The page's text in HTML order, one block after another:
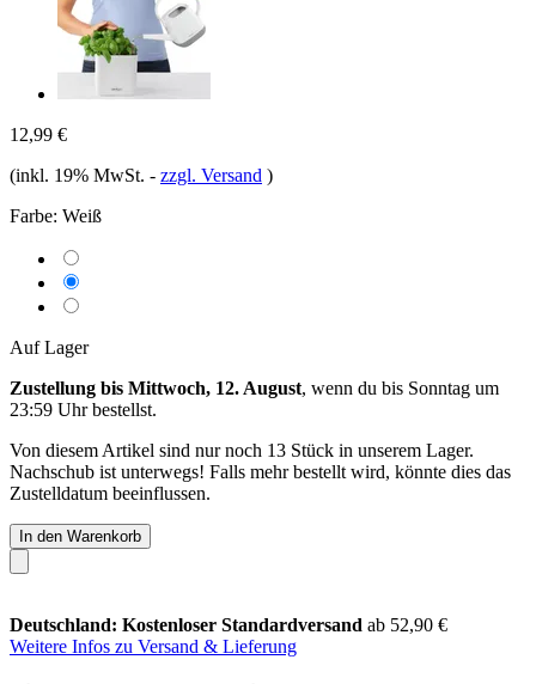
12,99 €
(inkl. 19% MwSt. - zzgl. Versand )
Farbe: Weiß
Auf Lager
Zustellung bis Mittwoch, 12. August, wenn du bis Sonntag um
23:59 Uhrbestellst.
Von diesem Artikel sind nur noch 13 Stück in unserem Lager.
Nachschub ist unterwegs! Falls mehr bestellt wird, könnte dies das
Zustelldatum beeinflussen.
In den Warenkorb
Deutschland: Kostenloser Standardversand ab 52,90 €
Weitere Infos zu Versand & Lieferung